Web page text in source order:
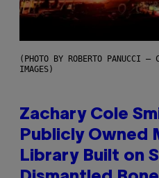
(PHOTO BY ROBERTO PANUCCI –
IMAGES)
Zachary Cole
Publicly Owned
Library Built on